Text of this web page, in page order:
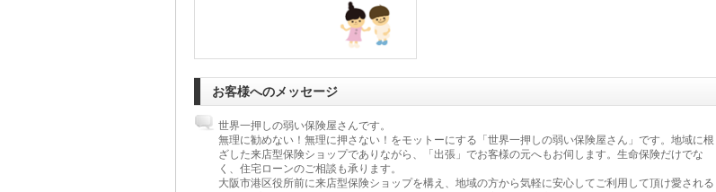
お客様へのメッセージ
世界一押しの弱い保険屋さんです。
無理に勧めない！無理に押さない！をモットーにする「世界一押しの弱い保険屋さん」です。地域に根
ざした来店型保険ショップでありながら、「出張」でお客様の元へもお伺します。生命保険だけでな
く、住宅ローンのご相談も承ります。
大阪市港区役所前に来店型保険ショップを構え、地域の方から気軽に安心してご利用して頂け愛される